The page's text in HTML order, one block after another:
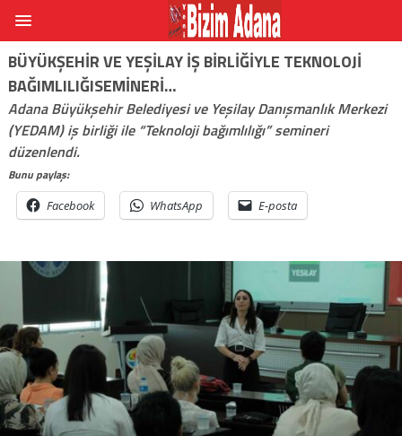
BÜYÜKŞEHIR VE YEŞILAY IŞ BIRLIĞIYLE TEKNOLOJI
BAĞIMLILIĞISEMINERI…
Adana Büyükşehir Belediyesi ve Yeşilay Danışmanlık Merkezi
(YEDAM) iş birliği ile “Teknoloji bağımlılığı” semineri
düzenlendi.
Bunu paylaş:
Facebook WhatsApp E-posta